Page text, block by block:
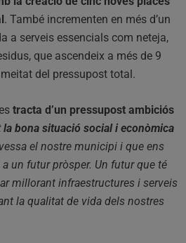
. També incrementen en més d’un
a serveis essencials com neteja,
que ascendeix a més de 9
del pressupost total.
tracta d’un pressupost ambiciós
bona situació social i econòmica
el nostre municipi i que ens
un futur pròsper. Un futur que té
millorant infraestructures i serveis
la qualitat de vida dels nostres